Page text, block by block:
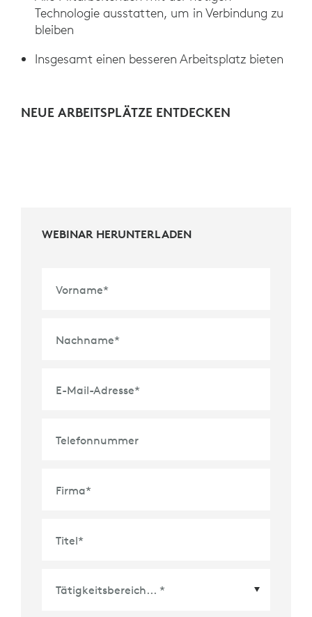
Technologie ausstatten, um in Verbindung zu
bleiben
Insgesamt einen besseren Arbeitsplatz bieten
NEUE ARBEITSPLÄTZE ENTDECKEN
WEBINAR HERUNTERLADEN
Vorname*
Nachname*
E-Mail-Adresse*
Telefonnummer
Firma*
Titel*